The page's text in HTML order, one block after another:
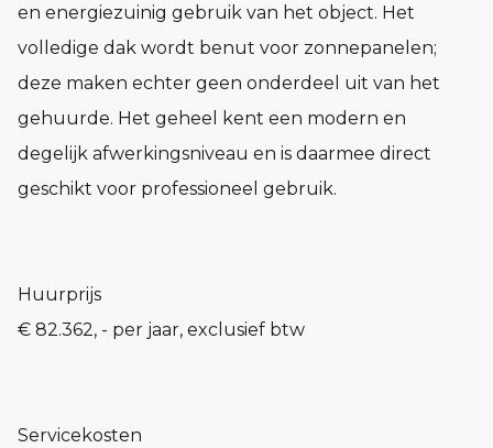
en energiezuinig gebruik van het object. Het
volledige dak wordt benut voor zonnepanelen;
deze maken echter geen onderdeel uit van het
gehuurde. Het geheel kent een modern en
degelijk afwerkingsniveau en is daarmee direct
geschikt voor professioneel gebruik.
Huurprijs
€ 82.362, - per jaar, exclusief btw
Servicekosten